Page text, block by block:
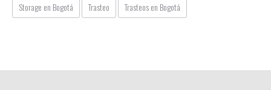
Storage en Bogotá
Trasteo Trasteos en Bogotá